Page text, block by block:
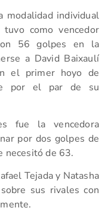
modalidad individual
como vencedor
56 golpes en la
a David Baixaulí
el primer hoyo de
por el par de su
fue la vencedora
por dos golpes de
necesitó de 63.
Tejada y Natasha
sus rivales con